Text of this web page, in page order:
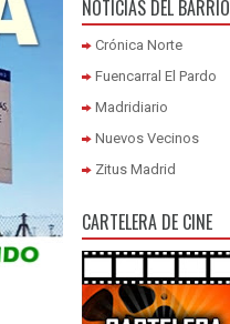
NOTICIAS DEL BARRIO
Crónica Norte
Fuencarral El Pardo
Madridiario
Nuevos Vecinos
Zitus Madrid
CARTELERA DE CINE